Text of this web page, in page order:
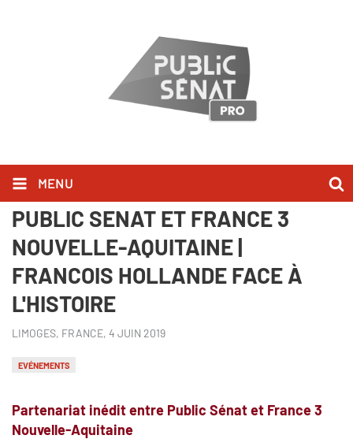
MENU
PARTENARIAT INÉDIT ENTRE
PUBLIC SÉNAT ET FRANCE 3
NOUVELLE-AQUITAINE |
FRANCOIS HOLLANDE FACE À
L'HISTOIRE
LIMOGES, FRANCE, 4 JUIN 2019
EVÉNEMENTS
Partenariat inédit entre Public Sénat et France 3
Nouvelle-Aquitaine